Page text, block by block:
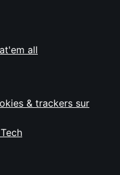
all
& trackers sur